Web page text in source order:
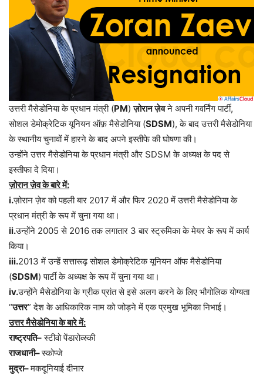
उत्तरी मैसेडोनिया के प्रधान मंत्री (PM)ज़ोरान ज़ेवने अपनी गवर्निंग पार्टी,
सोशल डेमोक्रेटिक यूनियन ऑफ़ मैसेडोनिया (SDSM), के बाद उत्तरी मैसेडोनिया
के स्थानीय चुनावों में हारने के बाद अपने इस्तीफे की घोषणा की।
उन्होंने उत्तर मैसेडोनिया के प्रधान मंत्री और SDSM के अध्यक्ष के पद से
इस्तीफा दे दिया।
ज़ोरान ज़ेव के बारे में:
i.ज़ोरान ज़ेव को पहली बार 2017 में और फिर 2020 में उत्तरी मैसेडोनिया के
प्रधान मंत्री के रूप में चुना गया था।
ii.उन्होंने 2005 से 2016 तक लगातार 3 बार स्ट्रुमिका के मेयर के रूप में कार्य
किया।
iii.2013 में उन्हें सत्तारूढ़ सोशल डेमोक्रेटिक यूनियन ऑफ मैसेडोनिया
(SDSM) पार्टी के अध्यक्ष के रूप में चुना गया था।
iv.उन्होंने मैसेडोनिया के ग्रीक प्रांत से इसे अलग करने के लिए भौगोलिक योग्यता
“उत्तर” देश के आधिकारिक नाम को जोड़ने में एक प्रमुख भूमिका निभाई।
उत्तर मैसेडोनिया के बारे में:
राष्ट्रपति–स्टीवो पेंडारोव्स्की
राजधानी–स्कोप्जे
मुद्रा–मकदूनियाई दीनार